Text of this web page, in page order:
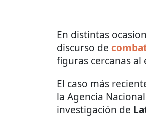
En distintas
discurso de
figuras cercanas al
El caso más
la Agencia
investigación de